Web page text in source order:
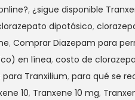
, ¿sigue disponible
dipotásico,
, Comprar Diazepam para
en línea, costo de
Tranxilium, para qué se
10, Tranxene 10 mg,